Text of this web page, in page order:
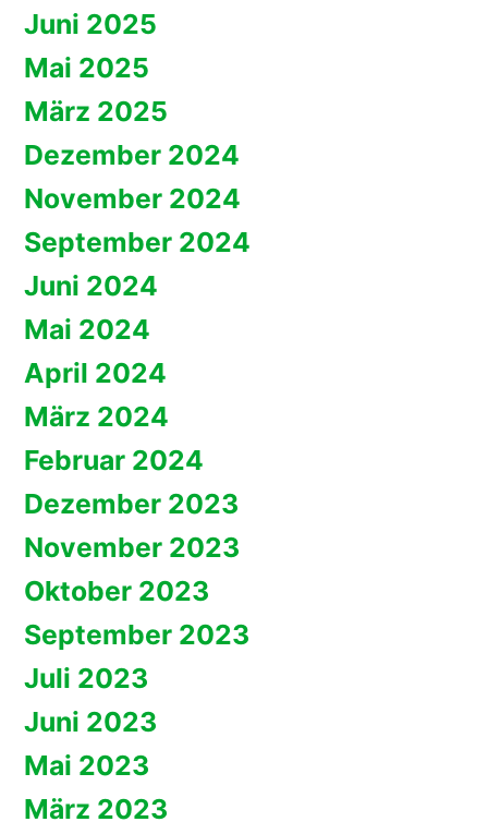
Juni 2025
Mai 2025
März 2025
Dezember 2024
November 2024
September 2024
Juni 2024
Mai 2024
April 2024
März 2024
Februar 2024
Dezember 2023
November 2023
Oktober 2023
September 2023
Juli 2023
Juni 2023
Mai 2023
März 2023